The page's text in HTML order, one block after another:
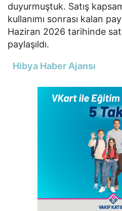
duyurmuştuk. Satış
kullanımı sonrası kalan
Haziran 2026 tarihinde
paylaşıldı.
Hibya Haber Ajansı